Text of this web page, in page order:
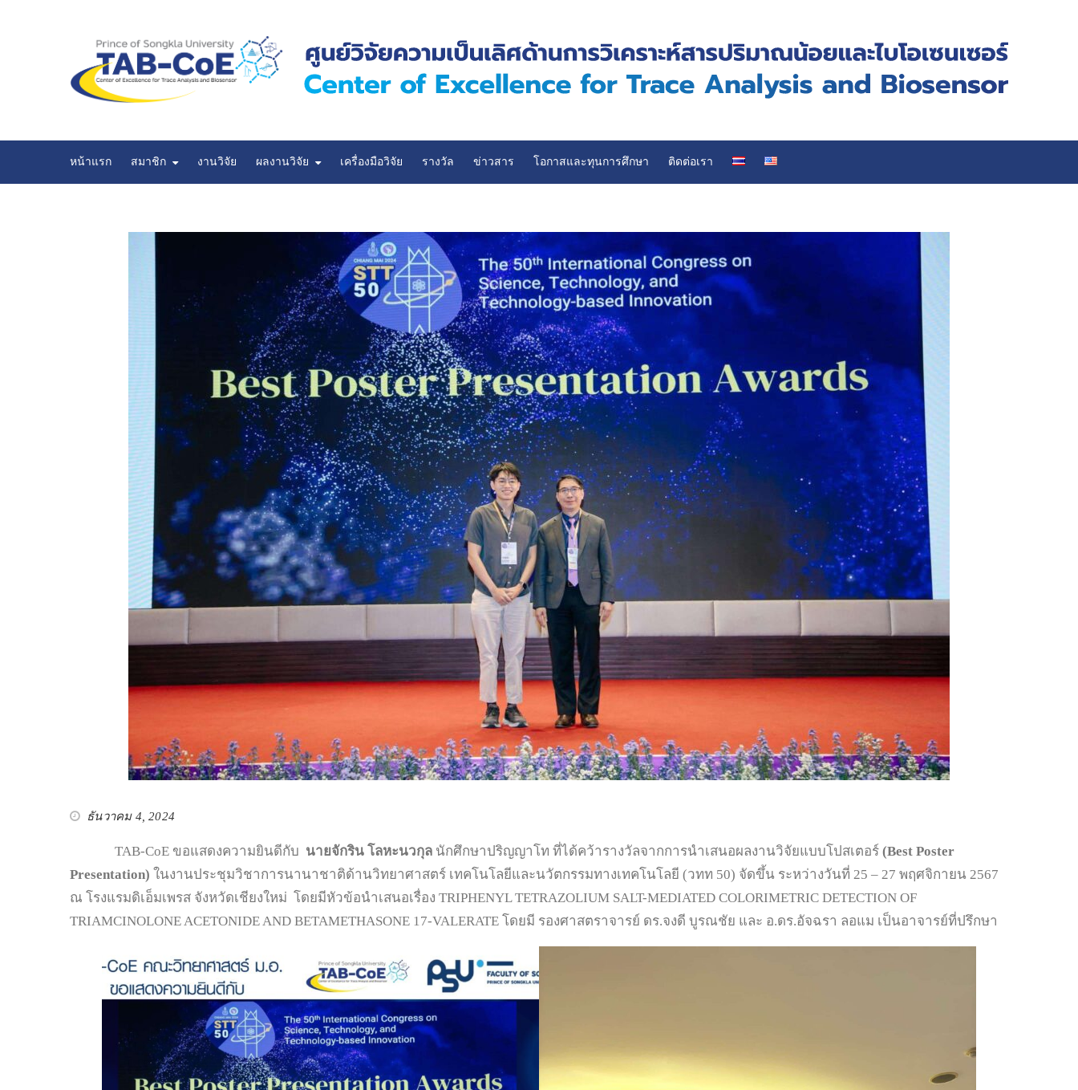
หน้าแรก สมาชิก งานวิจัย ผลงานวิจัย เครื่องมือวิจัย รางวัล ข่าวสาร โอกาสและทุนการศึกษา ติดต่อเรา
ธันวาคม 4, 2024
TAB-CoE ขอแสดงความยินดีกับ นายจักริน โลหะนวกุล นักศึกษาปริญญาโท ที่ได้คว้ารางวัลจากการนำเสนอผลงานวิจัยแบบโปสเตอร์ (Best Poster
Presentation) ในงานประชุมวิชาการนานาชาติด้านวิทยาศาสตร์ เทคโนโลยีและนวัตกรรมทางเทคโนโลยี (วทท 50) จัดขึ้น ระหว่างวันที่ 25 – 27 พฤศจิกายน 2567
ณ โรงแรมดิเอ็มเพรส จังหวัดเชียงใหม่ โดยมีหัวข้อนำเสนอเรื่อง TRIPHENYL TETRAZOLIUM SALT-MEDIATED COLORIMETRIC DETECTION OF
TRIAMCINOLONE ACETONIDE AND BETAMETHASONE 17-VALERATE โดยมี รองศาสตราจารย์ ดร.จงดี บูรณชัย และ อ.ดร.อัจฉรา ลอแม เป็นอาจารย์ที่ปรึกษา